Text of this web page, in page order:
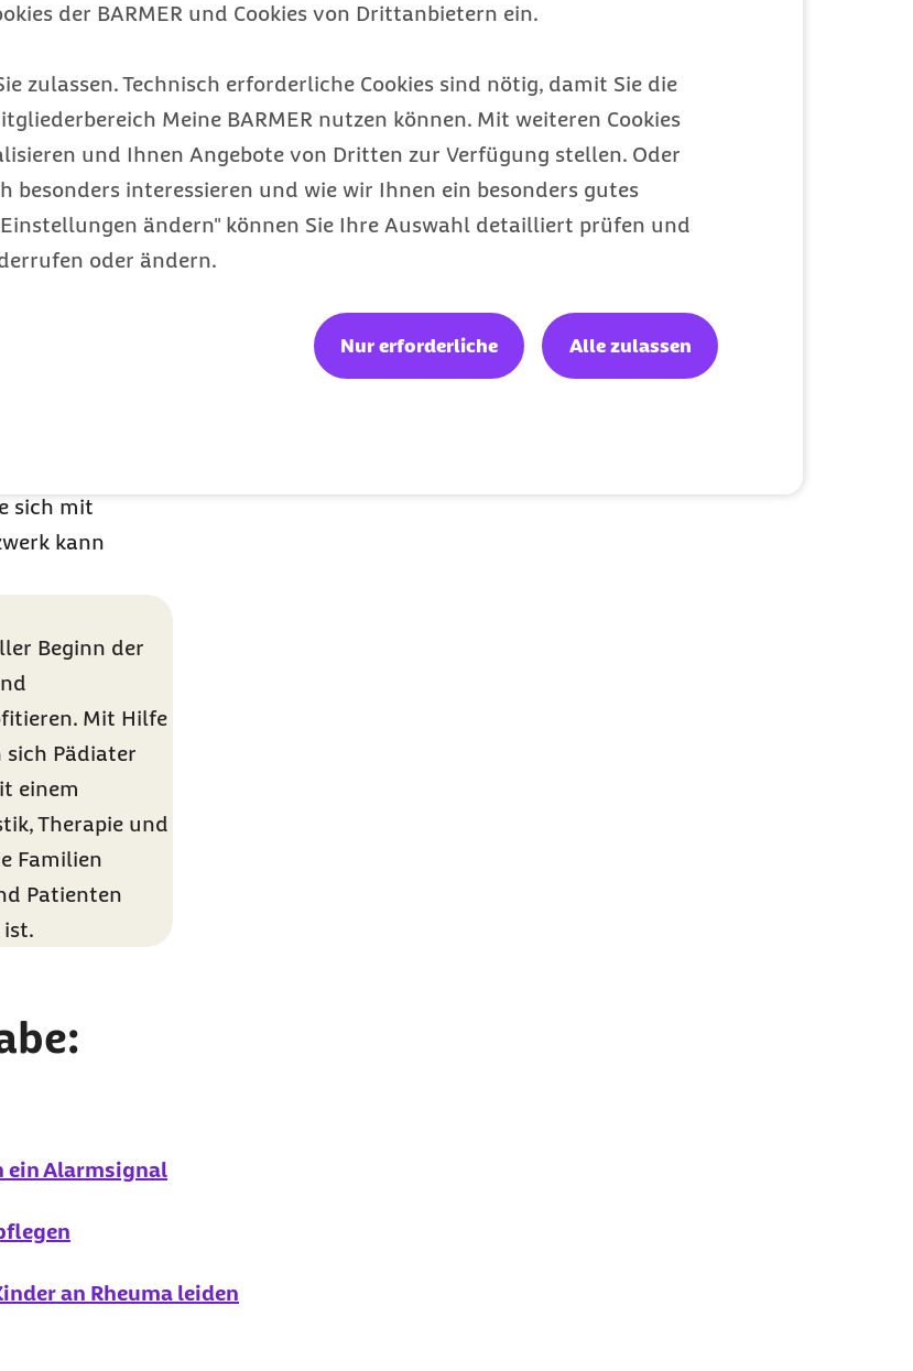
der BARMER und Cookies von Drittanbietern ein.
zulassen. Technisch erforderliche Cookies sind nötig, damit Sie die
Meine BARMER nutzen können. Mit weiteren Cookies
und Ihnen Angebote von Dritten zur Verfügung stellen. Oder
besonders interessieren und wie wir Ihnen ein besonders gutes
ändern" können Sie Ihre Auswahl detailliert prüfen und
oder ändern.
Nur erforderliche Alle zulassen
kann das
sein“, so die
einem
die Erkrankung
die
mit dem
Die Therapie
und
und
kann
behandeln zu
sich mit
kann
Beginn der
Mit Hilfe
Pädiater
einem
Therapie und
Familien
Patienten
ein Alarmsignal
an Rheuma leiden